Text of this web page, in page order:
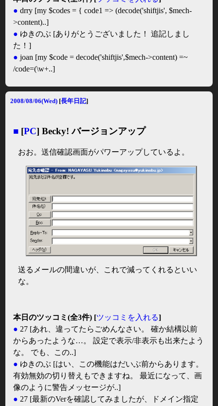
● drry [my $codes = { code1 => (decode('shiftjis', $mech-
>content)..]
● ゆきのぶ [ありがとうございました！ 追記しまし
た！]
● joan [my $code = decode('shiftjis',$mech->content) =~
/code=(\w+..]
2008/08/06(Wed) [長年日記]
■ [PC] Becky! バージョンアップ
おお。送信確認画面がパワーアップしているよ。
送るメールの間違いが、これで減ってくれるといい
な。
本日のツッコミ(全3件) [ツッコミを入れる]
● 27 [あれ、違ってたらごめんなさい。 確か結構以前
からあったような…。 設定で表示/非表示も出来たよう
な。 でも、この..]
● ゆきのぶ [はい、この機能はだいぶ前からあります。
有効無効の切り替えもできますね。 最近になって、画
像のように警告メッセージが..]
● 27 [最新のVerを確認してみましたが、ドメイン指定